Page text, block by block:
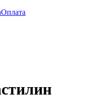
Оплата